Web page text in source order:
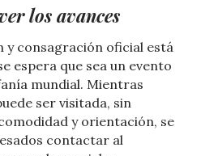
los avances
y consagración oficial está
espera que sea un evento
mundial. Mientras
ser visitada, sin
y orientación, se
contactar al